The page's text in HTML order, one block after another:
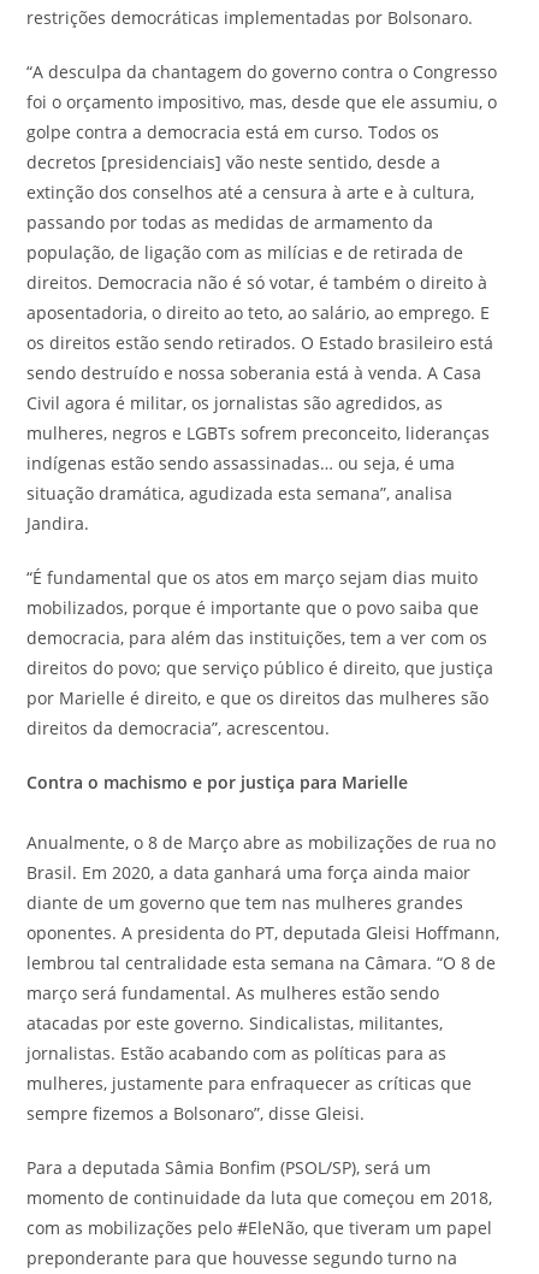
restrições democráticas implementadas por Bolsonaro.
“A desculpa da chantagem do governo contra o Congresso
foi o orçamento impositivo, mas, desde que ele assumiu, o
golpe contra a democracia está em curso. Todos os
decretos [presidenciais] vão neste sentido, desde a
extinção dos conselhos até a censura à arte e à cultura,
passando por todas as medidas de armamento da
população, de ligação com as milícias e de retirada de
direitos. Democracia não é só votar, é também o direito à
aposentadoria, o direito ao teto, ao salário, ao emprego. E
os direitos estão sendo retirados. O Estado brasileiro está
sendo destruído e nossa soberania está à venda. A Casa
Civil agora é militar, os jornalistas são agredidos, as
mulheres, negros e LGBTs sofrem preconceito, lideranças
indígenas estão sendo assassinadas… ou seja, é uma
situação dramática, agudizada esta semana”, analisa
Jandira.
“É fundamental que os atos em março sejam dias muito
mobilizados, porque é importante que o povo saiba que
democracia, para além das instituições, tem a ver com os
direitos do povo; que serviço público é direito, que justiça
por Marielle é direito, e que os direitos das mulheres são
direitos da democracia”, acrescentou.
Contra o machismo e por justiça para Marielle
Anualmente, o 8 de Março abre as mobilizações de rua no
Brasil. Em 2020, a data ganhará uma força ainda maior
diante de um governo que tem nas mulheres grandes
oponentes. A presidenta do PT, deputada Gleisi Hoffmann,
lembrou tal centralidade esta semana na Câmara. “O 8 de
março será fundamental. As mulheres estão sendo
atacadas por este governo. Sindicalistas, militantes,
jornalistas. Estão acabando com as políticas para as
mulheres, justamente para enfraquecer as críticas que
sempre fizemos a Bolsonaro”, disse Gleisi.
Para a deputada Sâmia Bonfim (PSOL/SP), será um
momento de continuidade da luta que começou em 2018,
com as mobilizações pelo #EleNão, que tiveram um papel
preponderante para que houvesse segundo turno na